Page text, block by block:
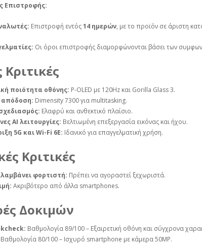
Επιστροφής:
Επιστροφή εντός14 ημερών, με το προϊόν σε άριστη
Οι όροι επιστροφής διαμορφώνονται βάσει των
Κριτικές
ποιότητα οθόνης: P-OLED με 120Hz και Gorilla Glass 3.
απόδοση: Dimensity 7300 για multitasking.
Ελαφρύ και ανθεκτικό πλαίσιο.
AI λειτουργίες: Βελτιωμένη επεξεργασία εικόνας και ήχου.
5G και Wi-Fi 6E: Ιδανικό για επαγγελματική χρήση.
Κριτικές
φορτιστή: Πρέπει να αγοραστεί ξεχωριστά.
Ακριβότερο από άλλα smartphones.
Δοκιμών
Βαθμολογία 89/100 – Εξαιρετική οθόνη και σύγχρονα
Βαθμολογία 80/100 – Ισχυρό smartphone με κάμερα 50MP.